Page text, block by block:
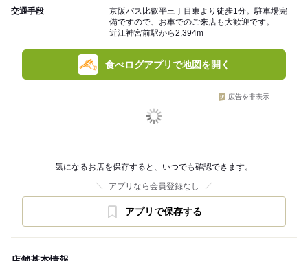
交通手段
京阪バス比叡平三丁目東より徒歩1分。駐車場完
備ですので、お車でのご来店も大歓迎です。
近江神宮前駅から2,394m
食べログアプリで地図を開く
広告を非表示
気になるお店を保存すると、いつでも確認できます。
アプリなら会員登録なし
アプリで保存する